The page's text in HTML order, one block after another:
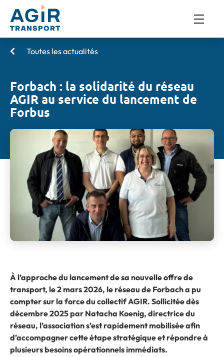
Toutes les actualités
Forbach : la solidarité du réseau
AGIR au service du lancement de
Forbus
À l’approche du lancement de sa nouvelle offre de
transport, le 2 mars 2026, le réseau de Forbach a pu
compter sur la force du collectif AGIR. Sollicitée dès
décembre 2025 par Natacha Koenig, directrice du
réseau, l’association s’est rapidement mobilisée afin
d’accompagner cette étape stratégique et répondre à
plusieurs besoins opérationnels immédiats.